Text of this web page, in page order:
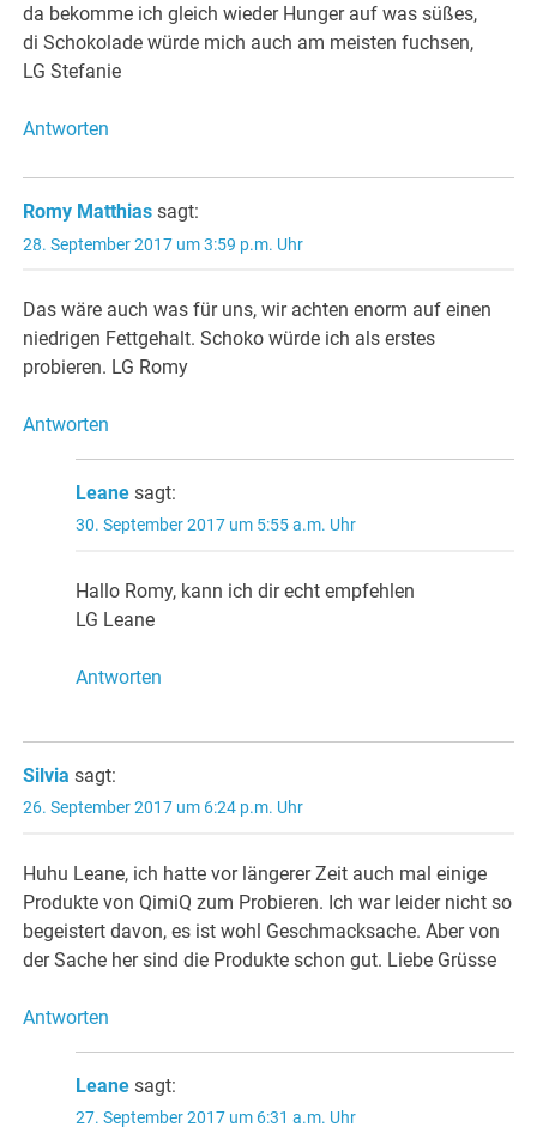
da bekomme ich gleich wieder Hunger auf was süßes,
di Schokolade würde mich auch am meisten fuchsen,
LG Stefanie
Antworten
Romy Matthias sagt:
28. September 2017 um 3:59 p.m. Uhr
Das wäre auch was für uns, wir achten enorm auf einen
niedrigen Fettgehalt. Schoko würde ich als erstes
probieren. LG Romy
Antworten
Leane sagt:
30. September 2017 um 5:55 a.m. Uhr
Hallo Romy, kann ich dir echt empfehlen
LG Leane
Antworten
Silvia sagt:
26. September 2017 um 6:24 p.m. Uhr
Huhu Leane, ich hatte vor längerer Zeit auch mal einige
Produkte von QimiQ zum Probieren. Ich war leider nicht so
begeistert davon, es ist wohl Geschmacksache. Aber von
der Sache her sind die Produkte schon gut. Liebe Grüsse
Antworten
Leane sagt:
27. September 2017 um 6:31 a.m. Uhr